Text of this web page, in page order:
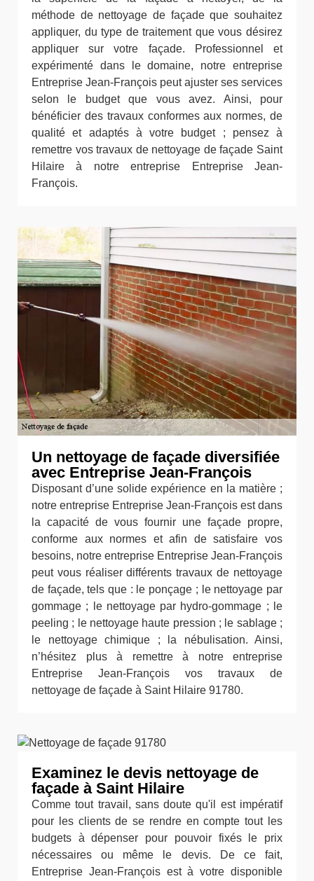
méthode de nettoyage de façade que souhaitez
appliquer, du type de traitement que vous désirez
appliquer sur votre façade. Professionnel et
expérimenté dans le domaine, notre entreprise
Entreprise Jean-François peut ajuster ses services
selon le budget que vous avez. Ainsi, pour
bénéficier des travaux conformes aux normes, de
qualité et adaptés à votre budget ; pensez à
remettre vos travaux de nettoyage de façade Saint
Hilaire à notre entreprise Entreprise Jean-
François.
Un nettoyage de façade diversifiée
avec Entreprise Jean-François
Disposant d’une solide expérience en la matière ;
notre entreprise Entreprise Jean-François est dans
la capacité de vous fournir une façade propre,
conforme aux normes et afin de satisfaire vos
besoins, notre entreprise Entreprise Jean-François
peut vous réaliser différents travaux de nettoyage
de façade, tels que : le ponçage ; le nettoyage par
gommage ; le nettoyage par hydro-gommage ; le
peeling ; le nettoyage haute pression ; le sablage ;
le nettoyage chimique ; la nébulisation. Ainsi,
n’hésitez plus à remettre à notre entreprise
Entreprise Jean-François vos travaux de
nettoyage de façade à Saint Hilaire 91780.
Examinez le devis nettoyage de
façade à Saint Hilaire
Comme tout travail, sans doute qu'il est impératif
pour les clients de se rendre en compte tout les
budgets à dépenser pour pouvoir fixés le prix
nécessaires ou même le devis. De ce fait,
Entreprise Jean-François est à votre disponible